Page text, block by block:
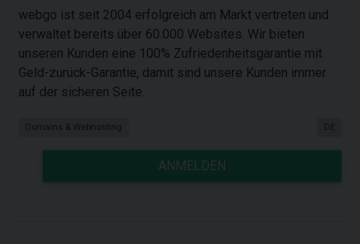
webgo ist seit 2004 erfolgreich am Markt vertreten und
verwaltet bereits über 60.000 Websites. Wir bieten
unseren Kunden eine 100% Zufriedenheitsgarantie mit
Geld-zurück-Garantie, damit sind unsere Kunden immer
auf der sicheren Seite.
Domains & Webhosting DE
ANMELDEN